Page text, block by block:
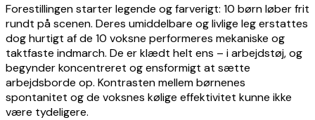
Forestillingen starter legende og farverigt: 10 børn løber frit
rundt på scenen. Deres umiddelbare og livlige leg erstattes
dog hurtigt af de 10 voksne performeres mekaniske og
taktfaste indmarch. De er klædt helt ens – i arbejdstøj, og
begynder koncentreret og ensformigt at sætte
arbejdsborde op. Kontrasten mellem børnenes
spontanitet og de voksnes kølige effektivitet kunne ikke
være tydeligere.